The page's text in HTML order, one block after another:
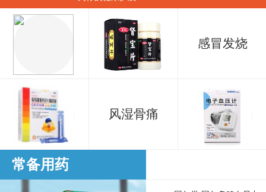
感冒发烧
风湿骨痛
常备用药